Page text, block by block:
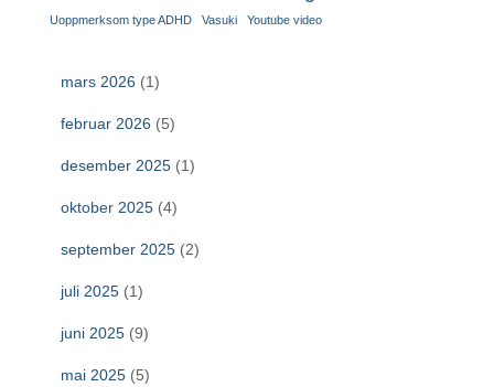
Uoppmerksom type ADHD Vasuki Youtube video
mars 2026 (1)
februar 2026 (5)
desember 2025 (1)
oktober 2025 (4)
september 2025 (2)
juli 2025 (1)
juni 2025 (9)
mai 2025 (5)